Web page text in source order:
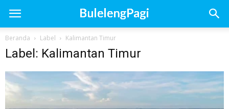
Beranda Label Kalimantan Timur
Label: Kalimantan Timur